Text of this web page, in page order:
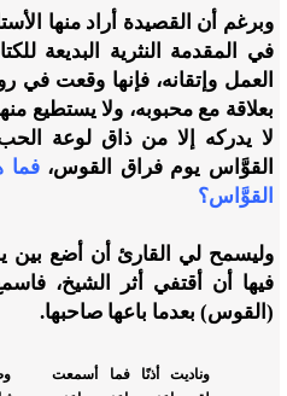
وبرغم أن القصيدة أراد منها
في المقدمة النثرية البديعة
العمل وإتقانه، فإنها وقعت في
بعلاقة مع محبوبه، ولا يستطيع
لا يدركه إلا من ذاق لوعة
القوَّاس يوم فراق القوس، فما
القوَّاس؟
وليسمح لي القارئ أن أضع بين
فيها أن أقتفي أثر الشيخ،
(القوس) بعدما باعها صاحبها.
وناديت أذنًا فما أسمعت